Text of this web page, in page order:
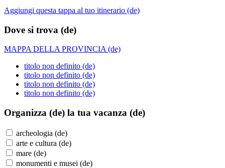
Aggiungi questa tappa al tuo itinerario (de)
Dove si trova (de)
MAPPA DELLA PROVINCIA (de)
titolo non definito (de)
titolo non definito (de)
titolo non definito (de)
titolo non definito (de)
Organizza (de) la tua vacanza (de)
archeologia (de)
arte e cultura (de)
mare (de)
monumenti e musei (de)